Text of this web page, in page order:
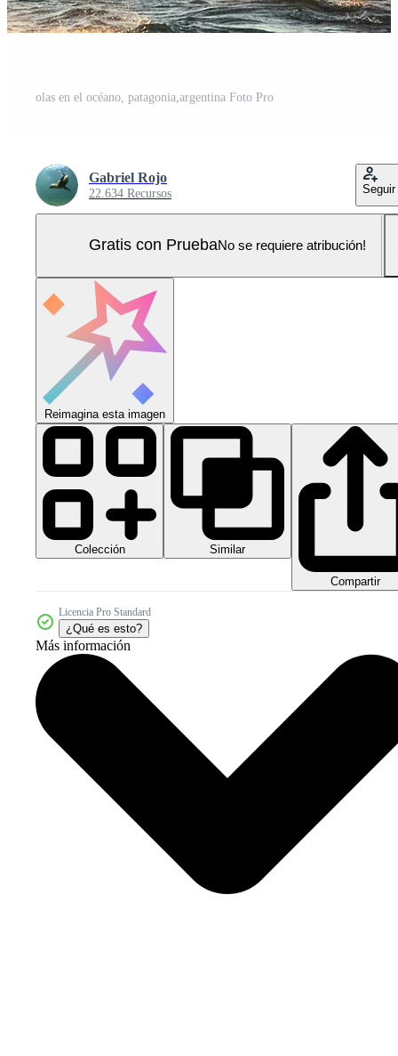
olas en el océano, patagonia,argentina Foto Pro
Gabriel Rojo
22.634 Recursos Seguir
Gratis con PruebaNo se requiere atribución!
Reimagina esta imagen
Colección Similar
Compartir
Licencia Pro Standard
¿Qué es esto?
Más información